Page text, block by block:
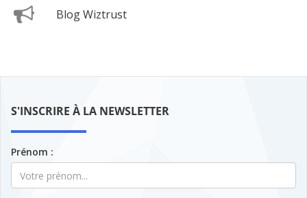
Blog Wiztrust
S'INSCRIRE À LA NEWSLETTER
Prénom :